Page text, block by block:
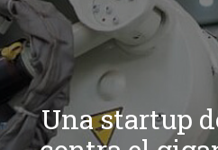
Una startup